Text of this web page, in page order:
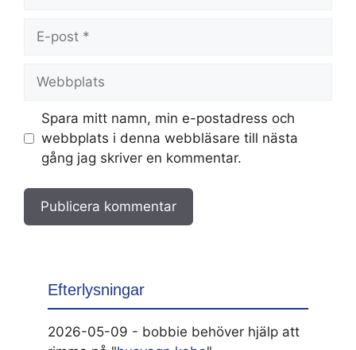
post
Spara mitt namn, min e-postadress och
webbplats i denna webbläsare till nästa
gång jag skriver en kommentar.
Efterlysningar
2026-05-09 - bobbie behöver hjälp att